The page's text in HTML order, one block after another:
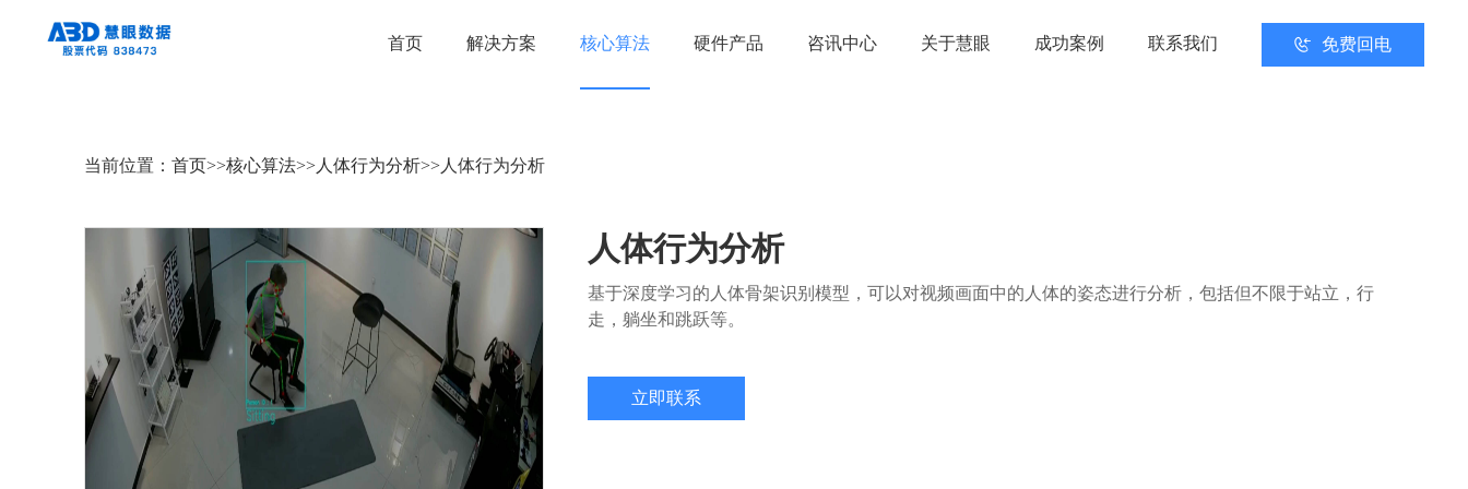
首页 解决方案 核心算法 硬件产品 咨讯中心 关于慧眼 成功案例 联系我们 免费回电
当前位置： 首页>>核心算法>>人体行为分析>> 人体行为分析
人体行为分析
基于深度学习的人体骨架识别模型，可以对视频画面中的人体的姿态进行分析，包括但不限于站立，行
走，躺坐和跳跃等。
立即联系